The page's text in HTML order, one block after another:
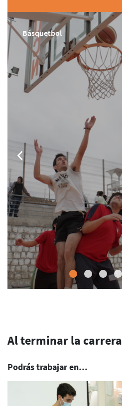
Básquetbol
Al terminar la carrera
Podrás trabajar en…